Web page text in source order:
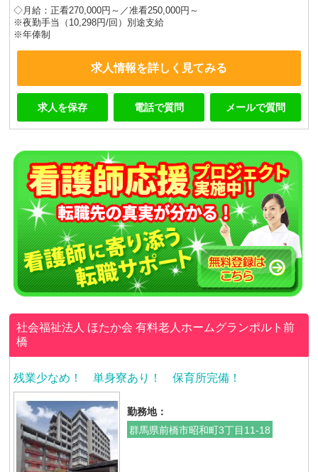
◇月給：正看270,000円～／准看250,000円～
※夜勤手当（10,298円/回）別途支給
※年俸制
求人情報を詳しく見てみる
求人を保存 電話で質問 メールで質問
社会福祉法人 ほたか会有料老人ホームグランポルト前
橋
残業少なめ！ 単身寮あり！ 保育所完備！
勤務地：
群馬県前橋市昭和町3丁目11-18